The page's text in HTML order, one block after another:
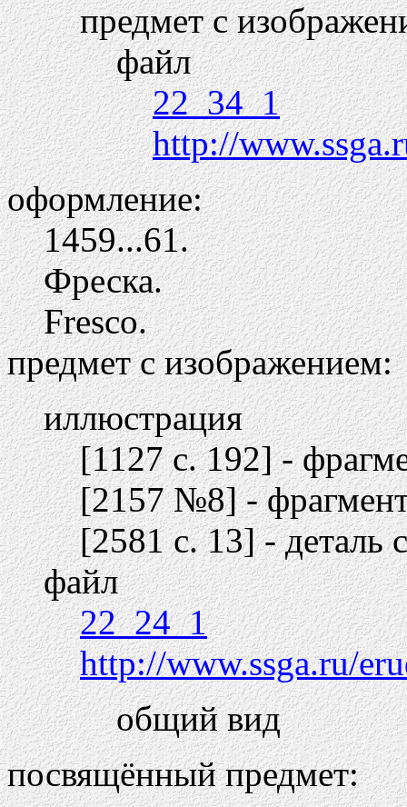
предмет с
файл
22_34_1
http://
оформление:
1459...61.
Фреска.
Fresco.
предмет с изображением:
иллюстрация
[1127 c. 192] -
[2157 №8] -
[2581 c. 13] - деталь
файл
22_24_1
http://www.ssga.ru/
общий вид
посвящённый предмет: